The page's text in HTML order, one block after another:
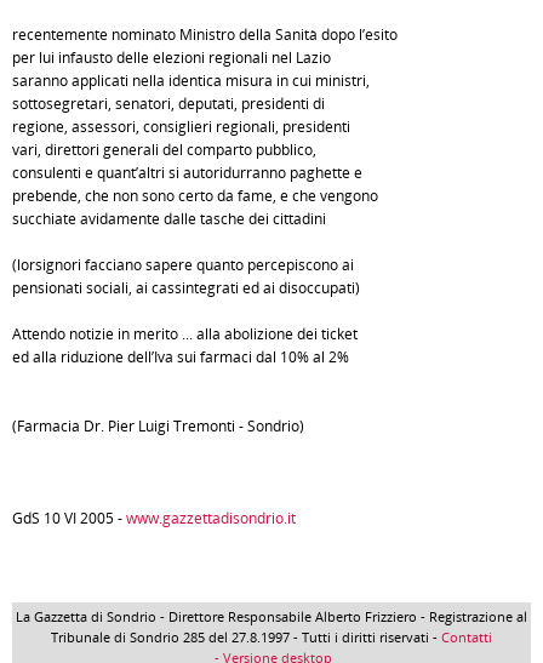
recentemente nominato Ministro della Sanità dopo l’esito
per lui infausto delle elezioni regionali nel Lazio
saranno applicati nella identica misura in cui ministri,
sottosegretari, senatori, deputati, presidenti di
regione, assessori, consiglieri regionali, presidenti
vari, direttori generali del comparto pubblico,
consulenti e quant’altri si autoridurranno paghette e
prebende, che non sono certo da fame, e che vengono
succhiate avidamente dalle tasche dei cittadini
(lorsignori facciano sapere quanto percepiscono ai
pensionati sociali, ai cassintegrati ed ai disoccupati)
Attendo notizie in merito ... alla abolizione dei ticket
ed alla riduzione dell’Iva sui farmaci dal 10% al 2%
(Farmacia Dr. Pier Luigi Tremonti - Sondrio)
GdS 10 VI 2005 -www.gazzettadisondrio.it
La Gazzetta di Sondrio - Direttore Responsabile Alberto Frizziero - Registrazione al
Tribunale di Sondrio 285 del 27.8.1997 - Tutti i diritti riservati - Contatti
- Versione desktop